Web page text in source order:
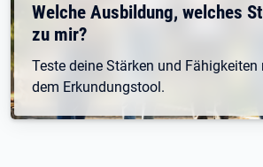
Welche Ausbildung, welches
zu mir?
Teste deine Stärken und Fähigkeiten
dem Erkundungstool.